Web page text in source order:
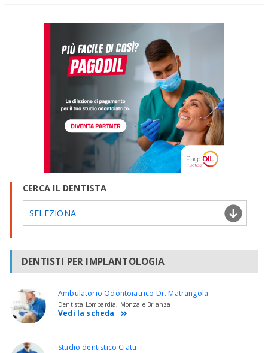
CERCA IL DENTISTA
SELEZIONA
DENTISTI PER IMPLANTOLOGIA
Ambulatorio Odontoiatrico Dr. Matrangola
Dentista Lombardia, Monza e Brianza
Vedi la scheda
Studio dentistico Ciatti